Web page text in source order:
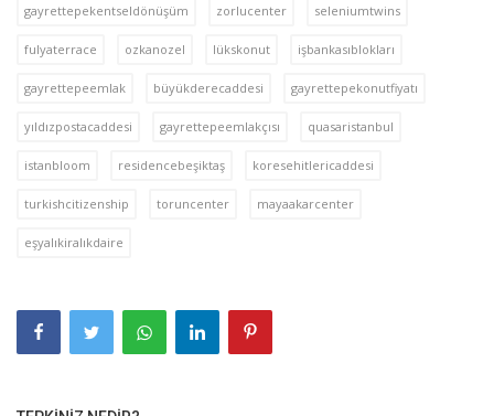
gayrettepekentseldönüşüm zorlucenter seleniumtwins
fulyaterrace ozkanozel lükskonut işbankasıblokları
gayrettepeemlak büyükderecaddesi gayrettepekonutfiyatı
yıldızpostacaddesi gayrettepeemlakçısı quasaristanbul
istanbloom residencebeşiktaş koresehitlericaddesi
turkishcitizenship toruncenter mayaakarcenter
eşyalıkiralıkdaire